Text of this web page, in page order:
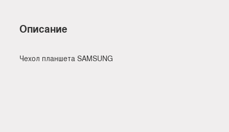
Описание
Чехол планшета SAMSUNG